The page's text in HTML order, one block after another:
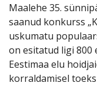
Maalehe 35.
saanud konkurss
uskumatu
on esitatud ligi
Eestimaa elu
korraldamisel